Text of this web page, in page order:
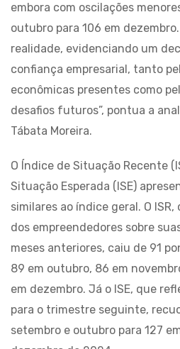
embora com oscilações
outubro para 106 em
realidade, evidenciando um
confiança empresarial, tanto
econômicas presentes como
desafios futuros”, pontua a
Tábata Moreira.
O Índice de Situação Recente
Situação Esperada (ISE)
similares ao índice geral. O
dos empreendedores sobre
meses anteriores, caiu de 91
89 em outubro, 86 em
em dezembro. Já o ISE, que
para o trimestre seguinte,
setembro e outubro para 127